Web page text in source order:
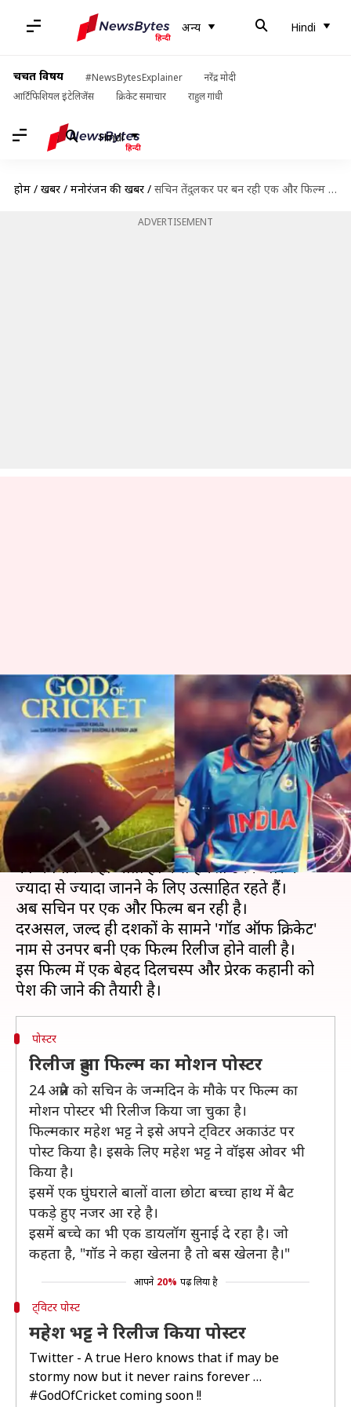
अन्य Hindi
चर्चित विषय #NewsBytesExplainer
नरेंद्र मोदी
आर्टिफिशियल इंटेलिजेंस
क्रिकेट समाचार राहुल गांधी
Hindi
होम / खबरें / मनोरंजन की खबरें / सचिन तेंदुलकर पर बन रही एक और फिल्म 'गॉड ऑफ क्रिकेट', इस खास दिन होगी रिलीज
ADVERTISEMENT
सचिन तेंदुलकर पर बन रही एक और
फिल्म 'गॉड ऑफ क्रिकेट', इस खास
दिन होगी रिलीज
लेखन भावना साहनी Apr 26, 2020 03:45 pm
पूर्व भारतीय क्रिकेटर सचिन तेंदुलकर को आज भी 'क्रिकेट
का भगवान' कहा जाता है। फैंस हमेशा उनके बारे में
ज्यादा से ज्यादा जानने के लिए उत्साहित रहते हैं।
अब सचिन पर एक और फिल्म बन रही है।
दरअसल, जल्द ही दर्शकों के सामने 'गॉड ऑफ क्रिकेट'
नाम से उनपर बनी एक फिल्म रिलीज होने वाली है।
इस फिल्म में एक बेहद दिलचस्प और प्रेरक कहानी को
पोस्टर
रिलीज हुआ फिल्म का मोशन पोस्टर
24 अप्रैल को सचिन के जन्मदिन के मौके पर फिल्म का
मोशन पोस्टर भी रिलीज किया जा चुका है।
फिल्मकार महेश भट्ट ने इसे अपने ट्विटर अकाउंट पर
पोस्ट किया है। इसके लिए महेश भट्ट ने वॉइस ओवर भी
किया है।
इसमें एक घुंघराले बालों वाला छोटा बच्चा हाथ में बैट
पकड़े हुए नजर आ रहे है।
इसमें बच्चे का भी एक डायलॉग सुनाई दे रहा है। जो
कहता है, "गॉड ने कहा खेलना है तो बस खेलना है।"
आपने 20% पढ़ लिया है
ट्विटर पोस्ट
महेश भट्ट ने रिलीज किया पोस्टर
Twitter - A true Hero knows that if may be
stormy now but it never rains forever …
#GodOfCricketcoming soon !!